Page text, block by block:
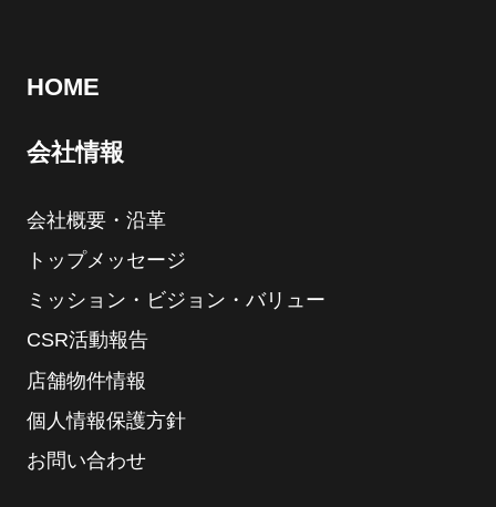
HOME
会社情報
会社概要・沿革
トップメッセージ
ミッション・ビジョン・バリュー
CSR活動報告
店舗物件情報
個人情報保護方針
お問い合わせ